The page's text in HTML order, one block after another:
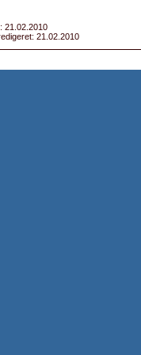
21.02.2010
21.02.2010